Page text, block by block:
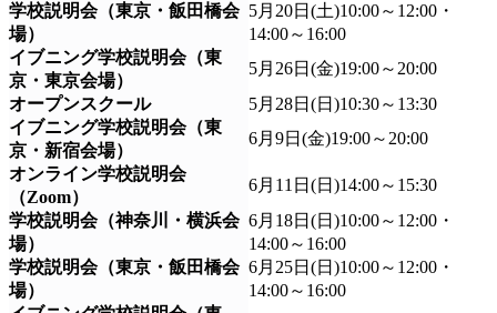
学校説明会（東京・飯田橋会
場）
5月20日(土)10:00～12:00・
14:00～16:00
イブニング学校説明会（東
京・東京会場）
5月26日(金)19:00～20:00
オープンスクール
5月28日(日)10:30～13:30
イブニング学校説明会（東
京・新宿会場）
6月9日(金)19:00～20:00
オンライン学校説明会
（Zoom）
6月11日(日)14:00～15:30
学校説明会（神奈川・横浜会
場）
6月18日(日)10:00～12:00・
14:00～16:00
学校説明会（東京・飯田橋会
場）
6月25日(日)10:00～12:00・
14:00～16:00